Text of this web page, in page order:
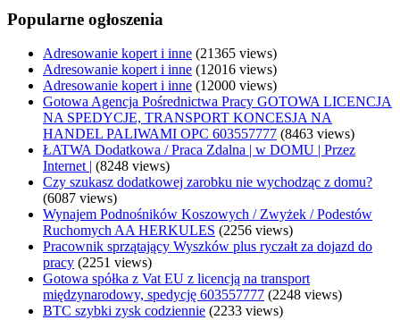
Popularne ogłoszenia
Adresowanie kopert i inne (21365 views)
Adresowanie kopert i inne (12016 views)
Adresowanie kopert i inne (12000 views)
Gotowa Agencja Pośrednictwa Pracy GOTOWA LICENCJA
NA SPEDYCJE, TRANSPORT KONCESJA NA
HANDEL PALIWAMI OPC 603557777 (8463 views)
ŁATWA Dodatkowa / Praca Zdalna | w DOMU | Przez
Internet | (8248 views)
Czy szukasz dodatkowej zarobku nie wychodząc z domu?
(6087 views)
Wynajem Podnośników Koszowych / Zwyżek / Podestów
Ruchomych AA HERKULES (2256 views)
Pracownik sprzątający Wyszków plus ryczałt za dojazd do
pracy (2251 views)
Gotowa spółka z Vat EU z licencją na transport
międzynarodowy, spedycję 603557777 (2248 views)
BTC szybki zysk codziennie (2233 views)